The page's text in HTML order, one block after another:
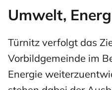
Umwelt,
Türnitz verfolgt das
Vorbildgemeinde im
Energie